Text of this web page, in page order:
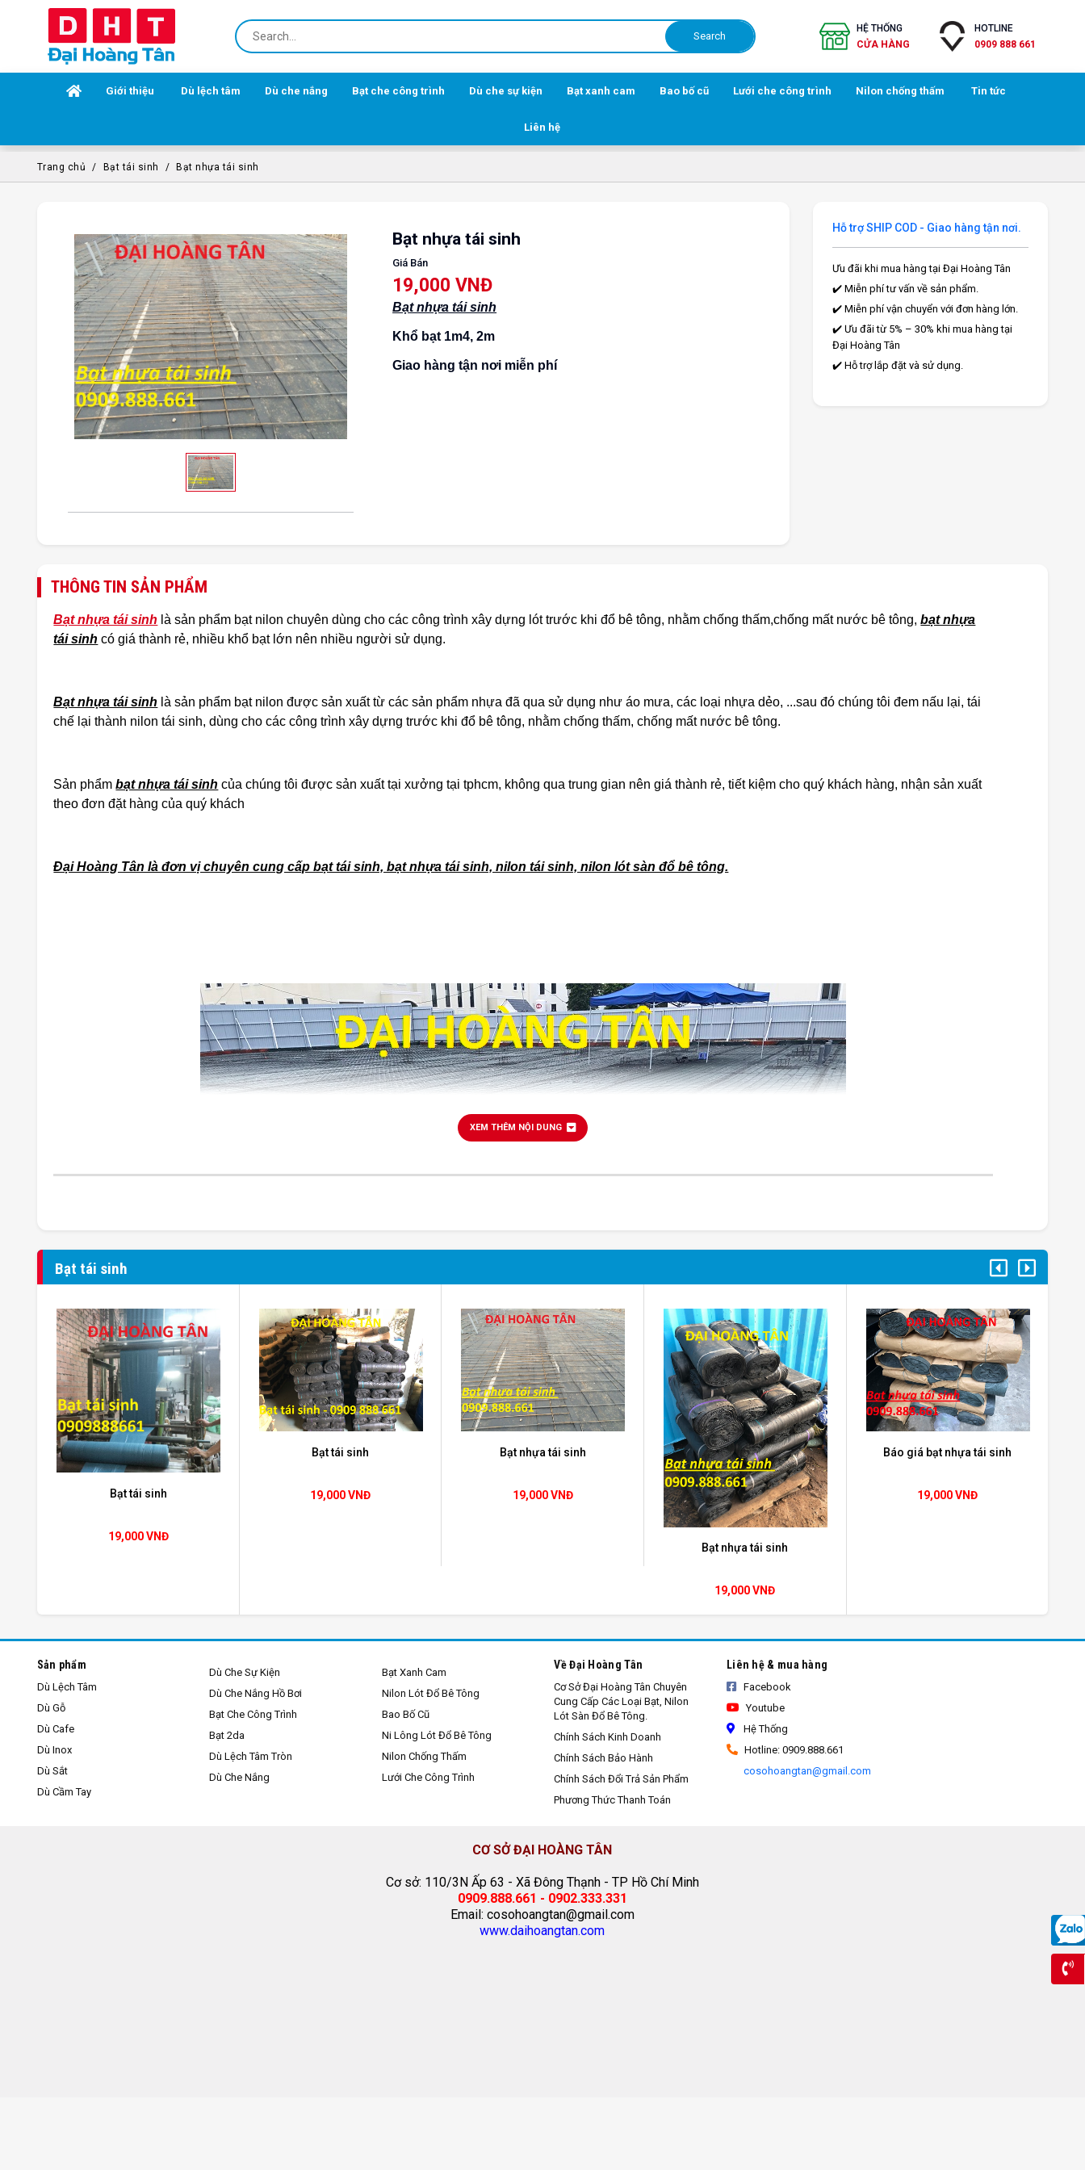
Search
HỆ THỐNG
CỬA HÀNG
HOTLINE
0909 888 661
Giới thiệu Dù lệch tâm Dù che nắng Bạt che công trình Dù che sự kiện Bạt xanh cam Bao bố cũ Lưới che công trình Nilon chống thấm Tin tức
Liên hệ
Trang chủ Bạt tái sinh Bạt nhựa tái sinh
Bạt nhựa tái sinh
Giá Bán
19,000 VNĐ
Bạt nhựa tái sinh
Khổ bạt 1m4, 2m
Giao hàng tận nơi miễn phí
Hỗ trợ SHIP COD - Giao hàng tận nơi.
Ưu đãi khi mua hàng tại Đại Hoàng Tân
✔️ Miễn phí tư vấn về sản phẩm.
✔️ Miễn phí vận chuyển với đơn hàng lớn.
✔️ Ưu đãi từ 5% – 30% khi mua hàng tại
Đại Hoàng Tân
✔️ Hỗ trợ lắp đặt và sử dụng.
THÔNG TIN SẢN PHẨM
Bạt nhựa tái sinh là sản phẩm bạt nilon chuyên dùng cho các công trình xây dựng lót trước khi đổ bê tông, nhằm chống thấm,chống mất nước bê tông,bạt nhựa
tái sinh có giá thành rẻ, nhiều khổ bạt lớn nên nhiều người sử dụng.
Bạt nhựa tái sinh là sản phẩm bạt nilon được sản xuất từ các sản phẩm nhựa đã qua sử dụng như áo mưa, các loại nhựa dẻo, ...sau đó chúng tôi đem nấu lại, tái
chế lại thành nilon tái sinh, dùng cho các công trình xây dựng trước khi đổ bê tông, nhằm chống thấm, chống mất nước bê tông.
Sản phẩmbạt nhựa tái sinh của chúng tôi được sản xuất tại xưởng tại tphcm, không qua trung gian nên giá thành rẻ, tiết kiệm cho quý khách hàng, nhận sản xuất
theo đơn đặt hàng của quý khách
Đại Hoàng Tân là đơn vị chuyên cung cấp bạt tái sinh, bạt nhựa tái sinh, nilon tái sinh, nilon lót sàn đổ bê tông.
bạt tái sinh
luôn mang đến cho khách hàng những sản phẩm bạt nhựa
Sản phẩm có giá thành rẻ, tiết kiệm chi phí, độ dày lớn nên rất nhiều nhà thầu tin dùng và sử dụng.
XEM THÊM NỘI DUNG
Bạt tái sinh
Bạt tái sinh
19,000 VNĐ
Bạt tái sinh
19,000 VNĐ
Bạt nhựa tái sinh
19,000 VNĐ
Bạt nhựa tái sinh
19,000 VNĐ
Báo giá bạt nhựa tái sinh
19,000 VNĐ
Liên hệ & mua hàng
Facebook
Youtube
Hệ Thống
Hotline: 0909.888.661
cosohoangtan@gmail.com
Sản phẩm
Dù Lệch Tâm
Dù Gỗ
Dù Cafe
Dù Inox
Dù Sắt
Dù Cầm Tay
Dù Che Sự Kiện
Dù Che Nắng Hồ Bơi
Bạt Che Công Trình
Bạt 2da
Dù Lệch Tâm Tròn
Dù Che Nắng
Bạt Xanh Cam
Nilon Lót Đổ Bê Tông
Bao Bố Cũ
Ni Lông Lót Đổ Bê Tông
Nilon Chống Thấm
Lưới Che Công Trình
Về Đại Hoàng Tân
Cơ Sở Đại Hoàng Tân Chuyên
Cung Cấp Các Loại Bạt, Nilon
Lót Sàn Đổ Bê Tông.
Chính Sách Kinh Doanh
Chính Sách Bảo Hành
Chính Sách Đổi Trả Sản Phẩm
Phương Thức Thanh Toán
CƠ SỞ ĐẠI HOÀNG TÂN
Cơ sở: 110/3N Ấp 63 - Xã Đông Thạnh - TP Hồ Chí Minh
0909.888.661 - 0902.333.331
Email: cosohoangtan@gmail.com
www.daihoangtan.com